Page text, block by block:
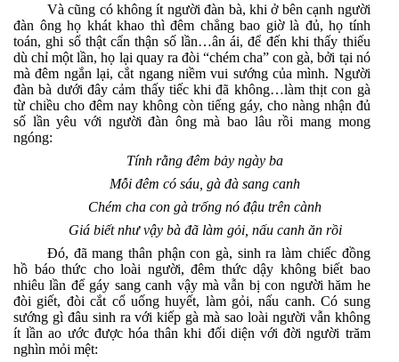
Và cũng có không ít người đàn bà, khi ở bên cạnh người
đàn ông họ khát khao thì đêm chẳng bao giờ là đủ, họ tính
toán, ghi sổ thật cẩn thận số lần…ân ái, để đến khi thấy thiếu
dù chỉ một lần, họ lại quay ra đòi “chém cha” con gà, bởi tại nó
mà đêm ngắn lại, cắt ngang niềm vui sướng của mình. Người
đàn bà dưới đây cảm thấy tiếc khi đã không…làm thịt con gà
từ chiều cho đêm nay không còn tiếng gáy, cho nàng nhận đủ
số lần yêu với người đàn ông mà bao lâu rồi mang mong
ngóng:
Tính rằng đêm bảy ngày ba
Mỗi đêm có sáu, gà đà sang canh
Chém cha con gà trống nó đậu trên cành
Giá biết như vậy bà đã làm gỏi, nấu canh ăn rồi
Đó, đã mang thân phận con gà, sinh ra làm chiếc đồng
hồ báo thức cho loài người, đêm thức dậy không biết bao
nhiêu lần để gáy sang canh vậy mà vẫn bị con người hăm he
đòi giết, đòi cắt cổ uống huyết, làm gỏi, nấu canh. Có sung
sướng gì đâu sinh ra với kiếp gà mà sao loài người vẫn không
ít lần ao ước được hóa thân khi đối diện với đời người trăm
nghìn mỏi mệt: